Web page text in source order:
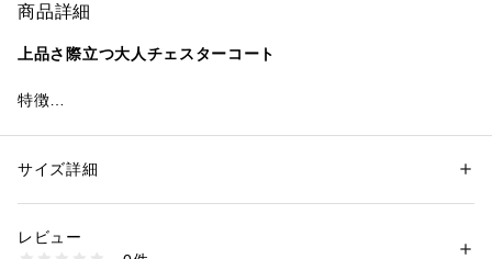
商品詳細
上品さ際立つ大人チェスターコート
特徴
無駄のないミニマルなシルエットが、大人の落ち着いたスタイ
素材・シルエット
性別：メンズ
素材：表地 : 毛51% ポリエステル49%裏地 : ポリエステル100%
洗濯：-
サイズ詳細
レビュー